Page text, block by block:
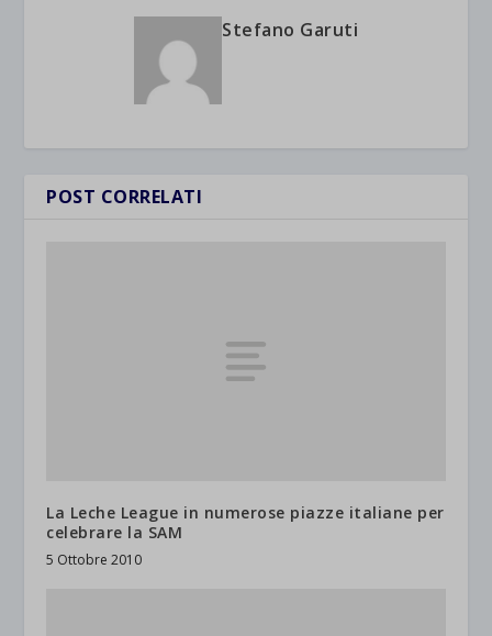
Stefano Garuti
POST CORRELATI
La Leche League in numerose piazze italiane per
celebrare la SAM
5 Ottobre 2010